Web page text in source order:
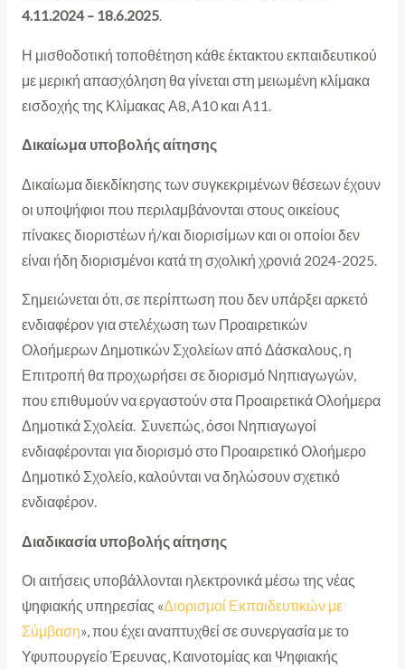
4.11.2024 – 18.6.2025.
Η μισθοδοτική τοποθέτηση κάθε έκτακτου εκπαιδευτικού
με μερική απασχόληση θα γίνεται στη μειωμένη κλίμακα
εισδοχής της Κλίμακας Α8, Α10 και Α11.
Δικαίωμα υποβολής αίτησης
Δικαίωμα διεκδίκησης των συγκεκριμένων θέσεων έχουν
οι υποψήφιοι που περιλαμβάνονται στους οικείους
πίνακες διοριστέων ή/και διορισίμων και οι οποίοι δεν
είναι ήδη διορισμένοι κατά τη σχολική χρονιά 2024-2025.
Σημειώνεται ότι, σε περίπτωση που δεν υπάρξει αρκετό
ενδιαφέρον για στελέχωση των Προαιρετικών
Ολοήμερων Δημοτικών Σχολείων από Δάσκαλους, η
Επιτροπή θα προχωρήσει σε διορισμό Νηπιαγωγών,
που επιθυμούν να εργαστούν στα Προαιρετικά Ολοήμερα
Δημοτικά Σχολεία. Συνεπώς, όσοι Νηπιαγωγοί
ενδιαφέρονται για διορισμό στο Προαιρετικό Ολοήμερο
Δημοτικό Σχολείο, καλούνται να δηλώσουν σχετικό
ενδιαφέρον.
Διαδικασία υποβολής αίτησης
Οι αιτήσεις υποβάλλονται ηλεκτρονικά μέσω της νέας
ψηφιακής υπηρεσίας «Διορισμοί Εκπαιδευτικών με
Σύμβαση», που έχει αναπτυχθεί σε συνεργασία με το
Υφυπουργείο Έρευνας, Καινοτομίας και Ψηφιακής